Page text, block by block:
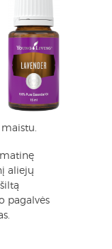
aliejų
pagalvės